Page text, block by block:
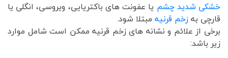
خشکی شدید چشم یا عفونت های باکتریایی، ویروسی، انگلی یا
قارچی بهزخم قرنیه مبتلا شود.
برخی از علائم و نشانه های زخم قرنیه ممکن است شامل موارد
زیر باشد: